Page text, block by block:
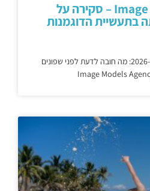
Image Models Agency – סקירה על
בתעשיית הדוגמנות
Image Models Agency ב-2026: מה חובה לדעת לפני שפונים